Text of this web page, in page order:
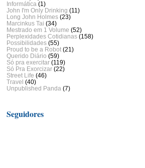
Informática (1)
John I'm Only Drinking (11)
Long John Holmes (23)
Marcinkus Tai (34)
Mestrado em 1 Volume (52)
Perplexidades Cotidianas (158)
Possibilidades (55)
Proud to be a Robot (21)
Querido Diário (59)
Só pra exercitar (119)
Só Pra Exorcizar (22)
Street Life (46)
Travel (40)
Unpublished Panda (7)
Seguidores